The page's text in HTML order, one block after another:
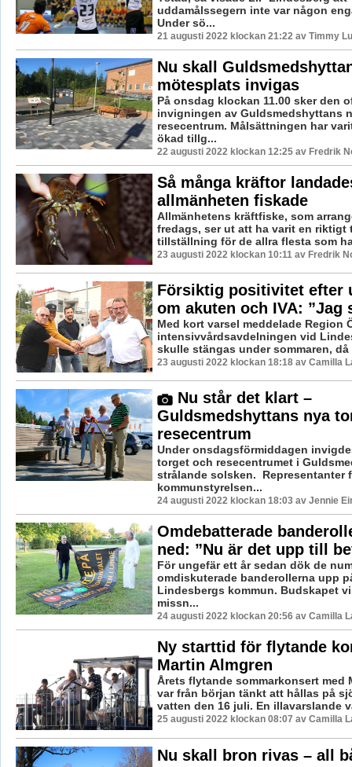
uddamålssegern inte var någon
Under sö...
21 augusti 2022 klockan 21:22 av Timmy
Nu skall
mötesplats invigas
På onsdag klockan 11.00 sker den
invigningen av Guldsmedshyttans
resecentrum. Målsättningen har
ökad tillg...
22 augusti 2022 klockan 12:25 av Fredrik
Så många kräftor
allmänheten fiskade
Allmänhetens kräftfiske, som
fredags, ser ut att ha varit en riktigt
tillställning för de allra flesta som
23 augusti 2022 klockan 10:11 av Fredrik
Försiktig positivitet efter
om akuten och IVA: ”Jag
Med kort varsel meddelade Region
intensivvårdsavdelningen vid
skulle stängas under sommaren, då
23 augusti 2022 klockan 18:18 av Camilla
Nu står det klart –
Guldsmedshyttans nya
resecentrum
Under onsdagsförmiddagen
torget och resecentrumet i
strålande solsken. Representanter
kommunstyrelsen...
24 augusti 2022 klockan 18:03 av Jennie
Omdebatterade
ned: ”Nu är det upp till
För ungefär ett år sedan dök de
omdiskuterade banderollerna upp
Lindesbergs kommun. Budskapet
missn...
24 augusti 2022 klockan 20:56 av Camilla
Ny starttid för flytande
Martin Almgren
Årets flytande sommarkonsert med
var från början tänkt att hållas på
vatten den 16 juli. En illavarslande
25 augusti 2022 klockan 08:07 av Camilla
Nu skall bron rivas – all